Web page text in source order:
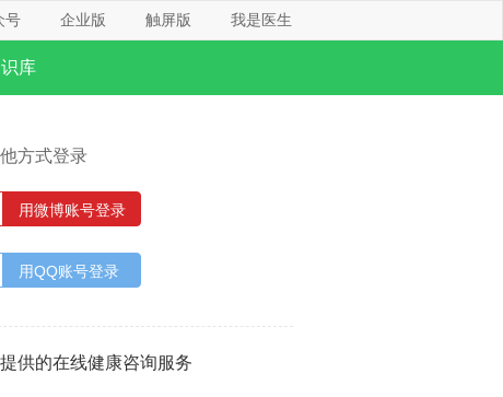
号 企业版 触屏版 我是医生
库
方式登录
用微博账号登录
用QQ账号登录
供的在线健康咨询服务